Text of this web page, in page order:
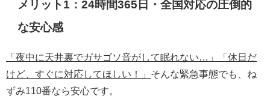
メリット1：24時間365日・全国対応の圧倒的
な安心感
「夜中に天井裏でガサゴソ音がして眠れない…」「休日だ
けど、すぐに対応してほしい！」 そんな緊急事態でも、ね
ずみ110番なら安心です。